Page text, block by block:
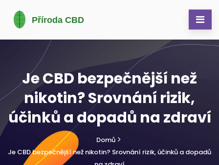
Je CBD bezpečnější než
nikotin? Srovnání rizik,
účinků a dopadů na zdraví
Domů
Je CBD bezpečnější než nikotin? Srovnání rizik, účinků a dopadů